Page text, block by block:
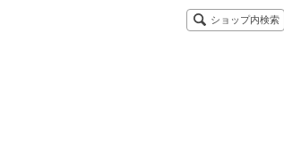
ショップ内検索